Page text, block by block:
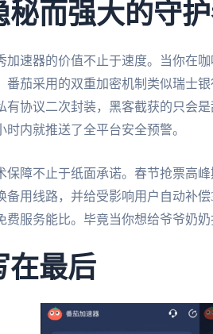
秘而强大的守
加速器的价值不止于速度。当你在
番茄采用的双重加密机制类似瑞士
有协议二次封装，黑客截获的只会
时内就推送了全平台安全预警。
保障不止于纸面承诺。春节抢票高
备用线路，并给受影响用户自动补
费服务能比。毕竟当你想给爷爷奶
在最后